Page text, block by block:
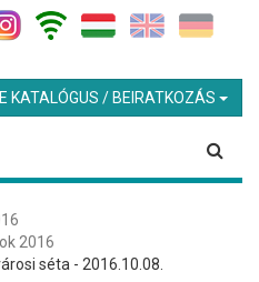
KATALÓGUS / BEIRATKOZÁS
2016
séta - 2016.10.08.